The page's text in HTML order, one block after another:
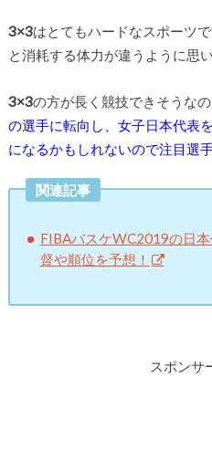
3×3はとてもハードなスポーツ
と消耗する体力が違うように思い
3×3の方が長く競技できそうなの
の選手に転向し、女子日本代表
になるかもしれないので注目選
関連記事
FIBAバスケWC2019の日
督や順位を予想！
スポンサ